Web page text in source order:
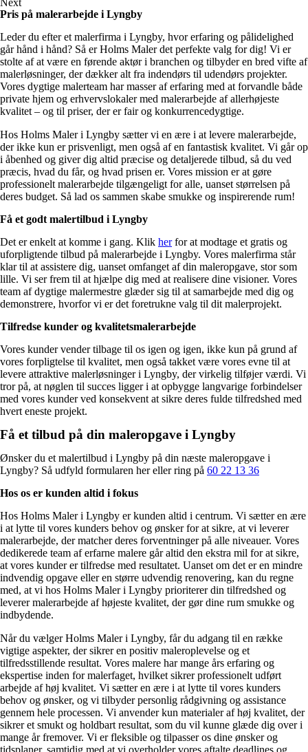
Next
Pris på malerarbejde i Lyngby
Leder du efter et malerfirma i Lyngby, hvor erfaring og pålidelighed
går hånd i hånd? Så er Holms Maler det perfekte valg for dig! Vi er
stolte af at være en førende aktør i branchen og tilbyder en bred vifte af
malerløsninger, der dækker alt fra indendørs til udendørs projekter.
Vores dygtige malerteam har masser af erfaring med at forvandle både
private hjem og erhvervslokaler med malerarbejde af allerhøjeste
kvalitet – og til priser, der er fair og konkurrencedygtige.
Hos Holms Maler i Lyngby sætter vi en ære i at levere malerarbejde,
der ikke kun er prisvenligt, men også af en fantastisk kvalitet. Vi går op
i åbenhed og giver dig altid præcise og detaljerede tilbud, så du ved
præcis, hvad du får, og hvad prisen er. Vores mission er at gøre
professionelt malerarbejde tilgængeligt for alle, uanset størrelsen på
deres budget. Så lad os sammen skabe smukke og inspirerende rum!
Få et godt malertilbud i Lyngby
Det er enkelt at komme i gang. Klik herfor at modtage et gratis og
uforpligtende tilbud på malerarbejde i Lyngby. Vores malerfirma står
klar til at assistere dig, uanset omfanget af din maleropgave, stor som
lille. Vi ser frem til at hjælpe dig med at realisere dine visioner. Vores
team af dygtige malermestre glæder sig til at samarbejde med dig og
demonstrere, hvorfor vi er det foretrukne valg til dit malerprojekt.
Tilfredse kunder og kvalitetsmalerarbejde
Vores kunder vender tilbage til os igen og igen, ikke kun på grund af
vores forpligtelse til kvalitet, men også takket være vores evne til at
levere attraktive malerløsninger i Lyngby, der virkelig tilføjer værdi. Vi
tror på, at nøglen til succes ligger i at opbygge langvarige forbindelser
med vores kunder ved konsekvent at sikre deres fulde tilfredshed med
hvert eneste projekt.
Få et tilbud på din maleropgave i Lyngby
Ønsker du et malertilbud i Lyngby på din næste maleropgave i
Lyngby? Så udfyld formularen her eller ring på 60 22 13 36
Hos os er kunden altid i fokus
Hos Holms Maler i Lyngby er kunden altid i centrum. Vi sætter en ære
i at lytte til vores kunders behov og ønsker for at sikre, at vi leverer
malerarbejde, der matcher deres forventninger på alle niveauer. Vores
dedikerede team af erfarne malere går altid den ekstra mil for at sikre,
at vores kunder er tilfredse med resultatet. Uanset om det er en mindre
indvendig opgave eller en større udvendig renovering, kan du regne
med, at vi hos Holms Maler i Lyngby prioriterer din tilfredshed og
leverer malerarbejde af højeste kvalitet, der gør dine rum smukke og
indbydende.
Når du vælger Holms Maler i Lyngby, får du adgang til en række
vigtige aspekter, der sikrer en positiv maleroplevelse og et
tilfredsstillende resultat. Vores malere har mange års erfaring og
ekspertise inden for malerfaget, hvilket sikrer professionelt udført
arbejde af høj kvalitet. Vi sætter en ære i at lytte til vores kunders
behov og ønsker, og vi tilbyder personlig rådgivning og assistance
gennem hele processen. Vi anvender kun materialer af høj kvalitet, der
sikrer et smukt og holdbart resultat, som du vil kunne glæde dig over i
mange år fremover. Vi er fleksible og tilpasser os dine ønsker og
tidsplaner, samtidig med at vi overholder vores aftalte deadlines og